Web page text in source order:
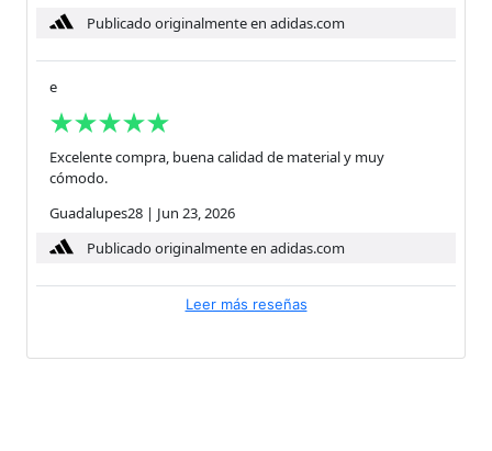
Publicado originalmente en adidas.com
e
Excelente compra, buena calidad de material y muy
cómodo.
Guadalupes28 | Jun 23, 2026
Publicado originalmente en adidas.com
Leer más reseñas